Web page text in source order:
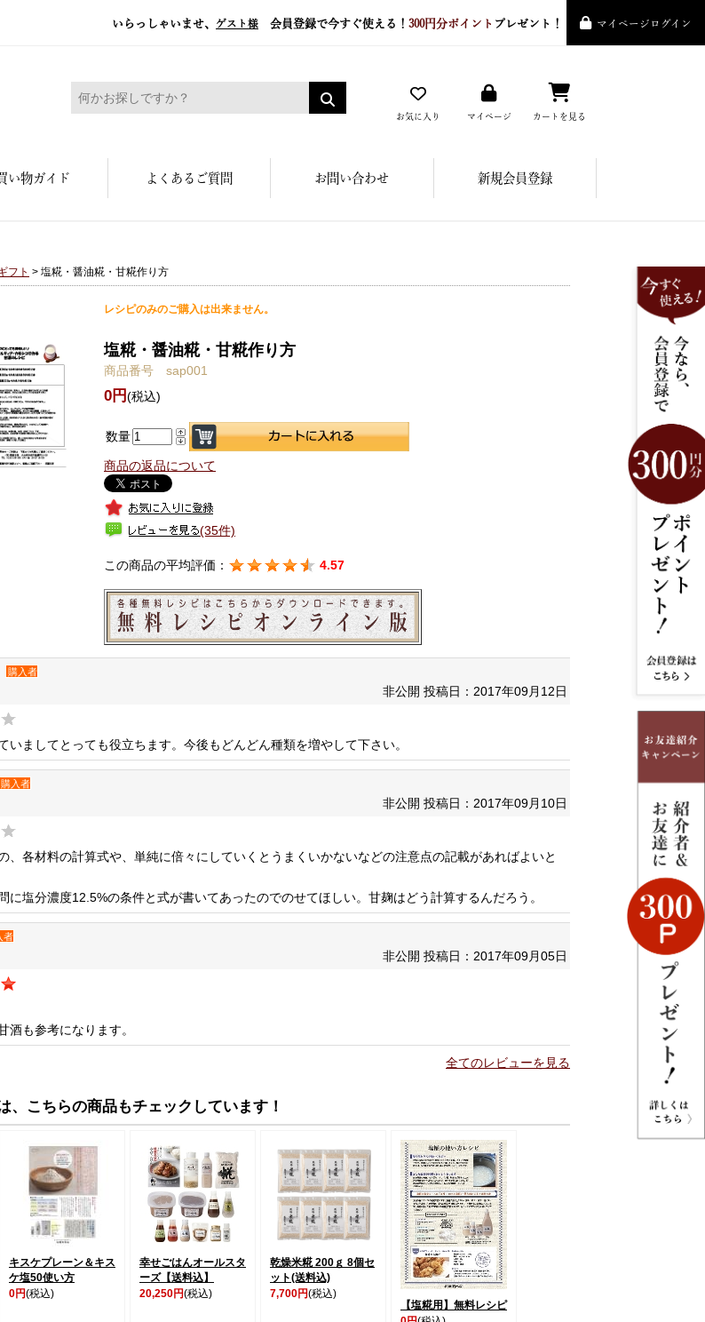
いらっしゃいませ、 ゲスト様 会員登録で今すぐ使える！ 300円分ポイント プレゼント！ マイページログイン
糀屋本店 - 元禄二年。創業三百余年の味
お気に入り マイページ カートを見る
い物ガイド よくあるご質問 お問い合わせ 新規会員登録
フト > 塩糀・醤油糀・甘糀作り方
レシピのみのご購入は出来ません。
塩糀・醤油糀・甘糀作り方
商品番号 sap001
0円(税込)
数量
商品の返品について
(35件)
この商品の平均評価： 4.57
購入者
非公開 投稿日：2017年09月12日
いましてとっても役立ちます。今後もどんどん種類を増やして下さい。
購入者
非公開 投稿日：2017年09月10日
、各材料の計算式や、単純に倍々にしていくとうまくいかないなどの注意点の記載があればよいと
に塩分濃度12.5%の条件と式が書いてあったのでのせてほしい。甘麹はどう計算するんだろう。
者
非公開 投稿日：2017年09月05日
酒も参考になります。
全てのレビューを見る
、こちらの商品もチェックしています！
キスケプレーン＆キス
ケ塩50使い方
0円(税込)
幸せごはんオールスタ
ーズ【送料込】
20,250円(税込)
乾燥米糀 200ｇ 8個セ
ット(送料込)
7,700円(税込)
【塩糀用】無料レシピ